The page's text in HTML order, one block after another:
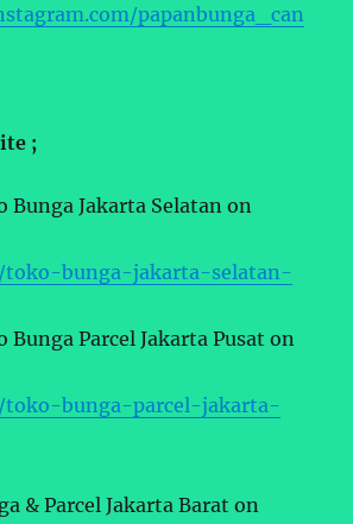
papanbunga_can
;
Bunga Jakarta Selatan on
toko-bunga-jakarta-selatan-
Bunga Parcel Jakarta Pusat on
toko-bunga-parcel-jakarta-
& Parcel Jakarta Barat on